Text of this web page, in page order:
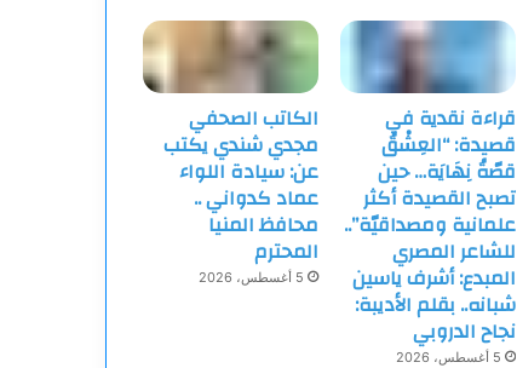
قراءة نقدية في
قصيدة: “العِشْقُ
قصّةُ نِهَايَة… حين
تصبح القصيدة أكثر
علمانية ومصداقيّة”..
للشاعر المصري
المبدع: أشرف ياسين
شبانه.. بقلم الأديبة:
نجاح الدروبي
5 أغسطس، 2026
الكاتب الصحفي
مجدي شندي يكتب
عن: سيادة اللواء
عماد كدواني ..
محافظ المنيا
المحترم
5 أغسطس، 2026